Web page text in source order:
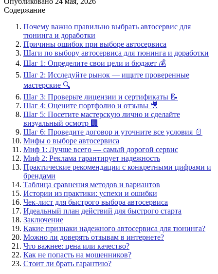
Содержание
Почему важно правильно выбрать автосервис для
тюнинга и доработки
Причины ошибок при выборе автосервиса
Шаги по выбору автосервиса для тюнинга и доработки
Шаг 1: Определите свои цели и бюджет 💰
Шаг 2: Исследуйте рынок — ищите проверенные
мастерские 🔍
Шаг 3: Проверьте лицензии и сертификаты 📝
Шаг 4: Оцените портфолио и отзывы 🎥
Шаг 5: Посетите мастерскую лично и сделайте
визуальный осмотр 🏢
Шаг 6: Проведите договор и уточните все условия 📄
Мифы о выборе автосервиса
Миф 1: Лучше всего — самый дорогой сервис
Миф 2: Реклама гарантирует надежность
Практические рекомендации с конкретными цифрами и
брендами
Таблица сравнения методов и вариантов
Истории из практики: успехи и ошибки
Чек-лист для быстрого выбора автосервиса
Идеальный план действий для быстрого старта
Заключение
Какие признаки надежного автосервиса для тюнинга?
Можно ли доверять отзывам в интернете?
Что важнее: цена или качество?
Как не попасть на мошенников?
Стоит ли брать гарантию?